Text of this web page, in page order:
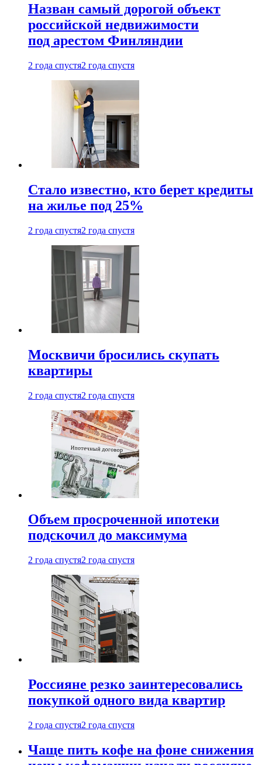
Назван самый дорогой объект
российской недвижимости
под арестом Финляндии
2 года спустя2 года спустя
Стало известно, кто берет кредиты
на жилье под 25%
2 года спустя2 года спустя
Москвичи бросились скупать
квартиры
2 года спустя2 года спустя
Объем просроченной ипотеки
подскочил до максимума
2 года спустя2 года спустя
Россияне резко заинтересовались
покупкой одного вида квартир
2 года спустя2 года спустя
Чаще пить кофе на фоне снижения